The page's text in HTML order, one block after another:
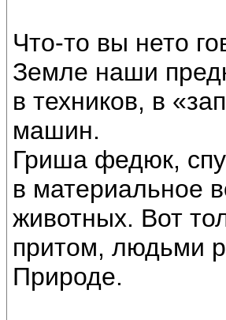
Что-то вы нето
Земле наши
в техников, в
машин.
Гриша федюк,
в материальное
животных. Вот
притом, людьми
Природе.